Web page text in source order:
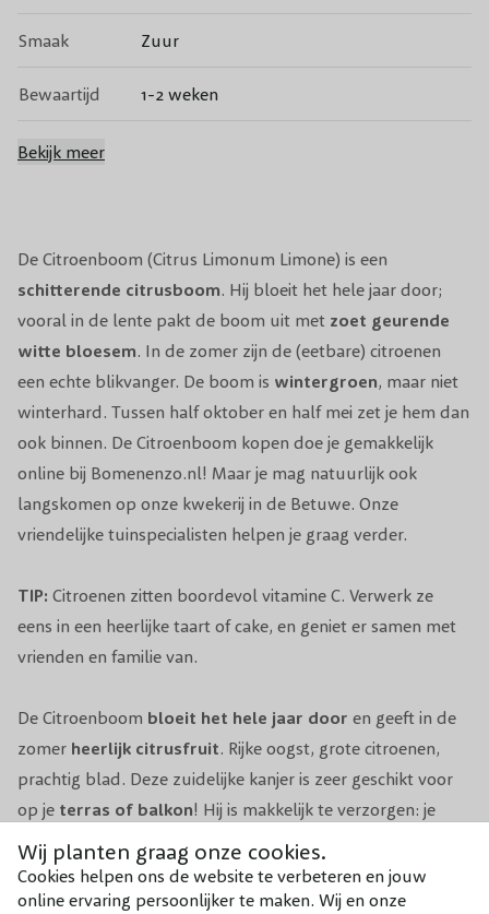
Wij planten graag onze cookies.
Cookies helpen ons de website te verbeteren en jouw
online ervaring persoonlijker te maken. Wij en onze
De Citroenboom (Citrus Limonum Limone) is een
schitterende citrusboom. Hij bloeit het hele jaar door;
vooral in de lente pakt de boom uit met zoet geurende
witte bloesem. In de zomer zijn de (eetbare) citroenen
een echte blikvanger. De boom is wintergroen, maar niet
winterhard. Tussen half oktober en half mei zet je hem dan
ook binnen. De Citroenboom kopen doe je gemakkelijk
online bij Bomenenzo.nl! Maar je mag natuurlijk ook
langskomen op onze kwekerij in de Betuwe. Onze
vriendelijke tuinspecialisten helpen je graag verder.
TIP: Citroenen zitten boordevol vitamine C. Verwerk ze
eens in een heerlijke taart of cake, en geniet er samen met
vrienden en familie van.
De Citroenboom bloeit het hele jaar door en geeft in de
zomer heerlijk citrusfruit. Rijke oogst, grote citroenen,
prachtig blad. Deze zuidelijke kanjer is zeer geschikt voor
op je terras of balkon! Hij is makkelijk te verzorgen: je
hebt er weinig omkijken naar.
Citrusbomenworden door ons geïmporteerd vanuit Spanje.
Smaak Zuur
Bewaartijd 1-2 weken
Bestuiving
Bloeikleur Wit/rose
Februari, maart
Standplaats Zon
Winterhardheid
Vanaf 7°C inpakken (in vliesdoek) of in een
vorstvrije ruimte laten overwinteren met
voldoende licht
Pot/Kluit/Kale
wortel
Pot
Bladkleur Groen
Grondsoort Voedingsrijk en goed gedraineerd
Voeding
2x per jaar (in april en september met
meststof voor Mediterrane planten)
Pot/Kluit/Kale
wortel
Pot
Bekijk meer